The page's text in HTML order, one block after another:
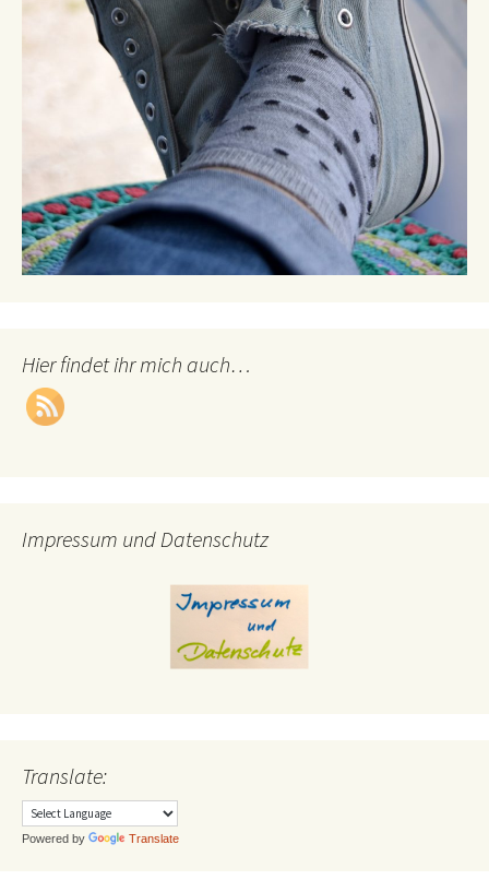
Hier findet ihr mich auch…
Impressum und Datenschutz
Translate:
Powered by Translate